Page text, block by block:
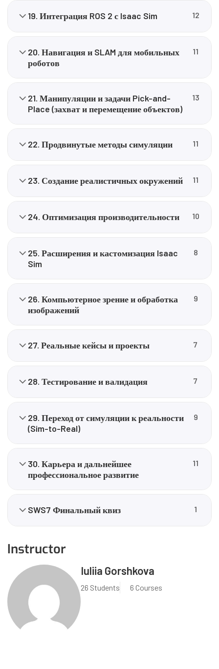
19. Интеграция ROS 2 с Isaac Sim 12
20. Навигация и SLAM для мобильных
роботов
11
21. Манипуляции и задачи Pick-and-
Place (захват и перемещение объектов)
13
22. Продвинутые методы симуляции 11
23. Создание реалистичных окружений 11
24. Оптимизация производительности 10
25. Расширения и кастомизация Isaac
Sim
8
26. Компьютерное зрение и обработка
изображений
9
27. Реальные кейсы и проекты 7
28. Тестирование и валидация 7
29. Переход от симуляции к реальности
(Sim-to-Real)
9
30. Карьера и дальнейшее
профессиональное развитие
11
SWS7 Финальный квиз 1
Instructor
Iuliia Gorshkova
26 Students 6 Courses